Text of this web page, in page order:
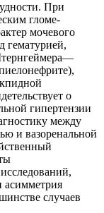
При
гломе-
мочевого
гематурией,
о
гипертензии
между
и вазоренальной
асимметрия
случаев